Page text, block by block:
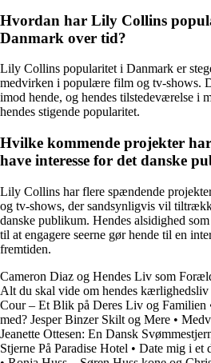
Hvordan har Lily Collins
Danmark over tid?
Lily Collins popularitet i Danmark er
medvirken i populære film og tv-shows.
imod hende, og hendes tilstedeværelse i
hendes stigende popularitet.
Hvilke kommende projekter
have interesse for det danske
Lily Collins har flere spændende
og tv-shows, der sandsynligvis vil
danske publikum. Hendes alsidighed
til at engagere seerne gør hende til en
fremtiden.
Cameron Diaz og Hendes Liv som
Alt du skal vide om hendes kærlighedsliv
Cour – Et Blik på Deres Liv og Familien
med? Jesper Binzer Skilt og Mere •
Jeanette Ottesen: En Dansk
Stjerne På Paradise Hotel • Date mig i et